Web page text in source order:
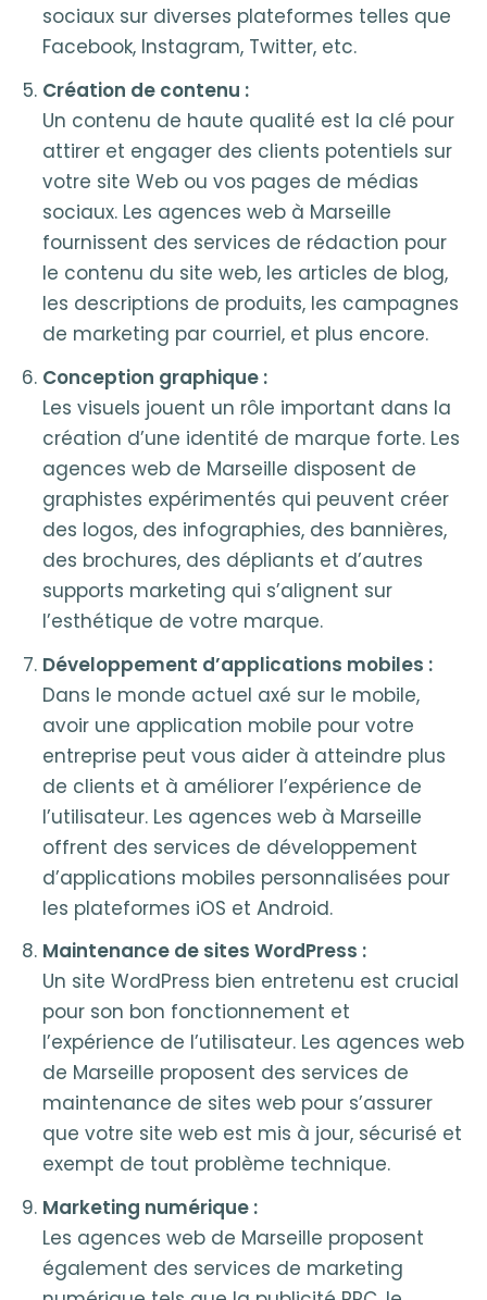
sociaux sur diverses plateformes telles que
Facebook, Instagram, Twitter, etc.
Création de contenu :
Un contenu de haute qualité est la clé pour
attirer et engager des clients potentiels sur
votre site Web ou vos pages de médias
sociaux. Les agences web à Marseille
fournissent des services de rédaction pour
le contenu du site web, les articles de blog,
les descriptions de produits, les campagnes
de marketing par courriel, et plus encore.
Conception graphique :
Les visuels jouent un rôle important dans la
création d’une identité de marque forte. Les
agences web de Marseille disposent de
graphistes expérimentés qui peuvent créer
des logos, des infographies, des bannières,
des brochures, des dépliants et d’autres
supports marketing qui s’alignent sur
l’esthétique de votre marque.
Développement d’applications mobiles :
Dans le monde actuel axé sur le mobile,
avoir une application mobile pour votre
entreprise peut vous aider à atteindre plus
de clients et à améliorer l’expérience de
l’utilisateur. Les agences web à Marseille
offrent des services de développement
d’applications mobiles personnalisées pour
les plateformes iOS et Android.
Maintenance de sites WordPress :
Un site WordPress bien entretenu est crucial
pour son bon fonctionnement et
l’expérience de l’utilisateur. Les agences web
de Marseille proposent des services de
maintenance de sites web pour s’assurer
que votre site web est mis à jour, sécurisé et
exempt de tout problème technique.
Marketing numérique :
Les agences web de Marseille proposent
également des services de marketing